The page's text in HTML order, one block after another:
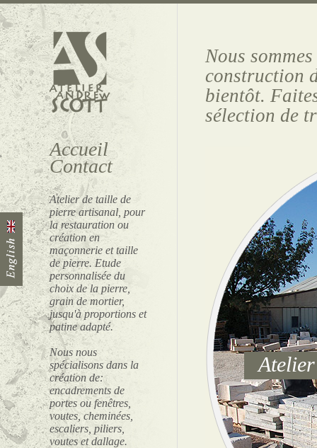
Accueil
Contact
Atelier de taille de
pierre artisanal, pour
la restauration ou
création en
maçonnerie et taille
de pierre. Etude
personnalisée du
choix de la pierre,
grain de mortier,
jusqu'à proportions et
patine adapté.
Nous nous
spécialisons dans la
création de:
encadrements de
portes ou fenêtres,
voutes, cheminées,
escaliers, piliers,
voutes et dallage.
Nous
construction
bientôt.
sélection de